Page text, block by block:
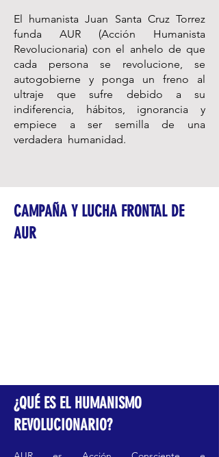
El humanista Juan Santa Cruz Torrez
funda AUR (Acción Humanista
Revolucionaria) con el anhelo de que
cada persona se revolucione, se
autogobierne y ponga un freno al
ultraje que sufre debido a su
indiferencia, hábitos, ignorancia y
empiece a ser semilla de una
verdadera humanidad.
CAMPAÑA Y LUCHA FRONTAL DE
AUR
¿QUÉ ES EL HUMANISMO
REVOLUCIONARIO?